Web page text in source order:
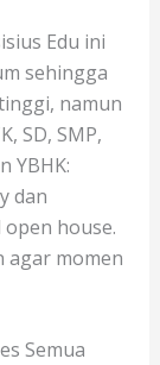
Edu ini
sehingga
namun
SD, SMP,
YBHK:
dan
house.
agar momen
Semua